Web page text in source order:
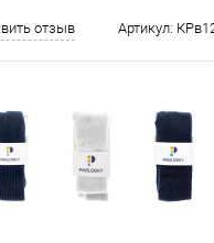
отзыв Артикул: